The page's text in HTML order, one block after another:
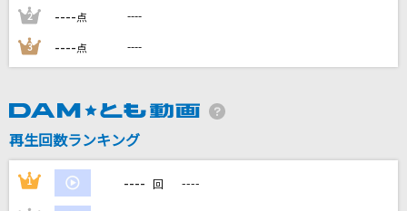
DAMに会員登録・ログインして
2 ----点 ----
3 ----点 ----
再生回数ランキング
1 ---- 回 ----